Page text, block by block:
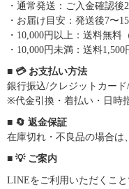
・通常発送：ご入金確認後
・お届け目安：発送後7〜
・10,000円以上：送料無料
・10,000円未満：送料1,500
■ 💳 お支払い方法
銀行振込/クレジットカード
※代金引換・着払い・日時
■ 🔄 返金保証
在庫切れ・不良品の場合は
■ 💡 ご案内
LINEをご利用いただくこ